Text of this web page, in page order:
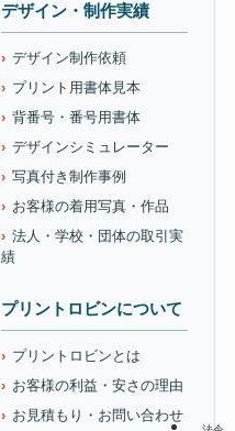
デザイン・制作実績
デザイン制作依頼
プリント用書体見本
背番号・番号用書体
デザインシミュレーター
写真付き制作事例
お客様の着用写真・作品
法人・学校・団体の取引実
績
プリントロビンについて
プリントロビンとは
お客様の利益・安さの理由
お見積もり・お問い合わせ